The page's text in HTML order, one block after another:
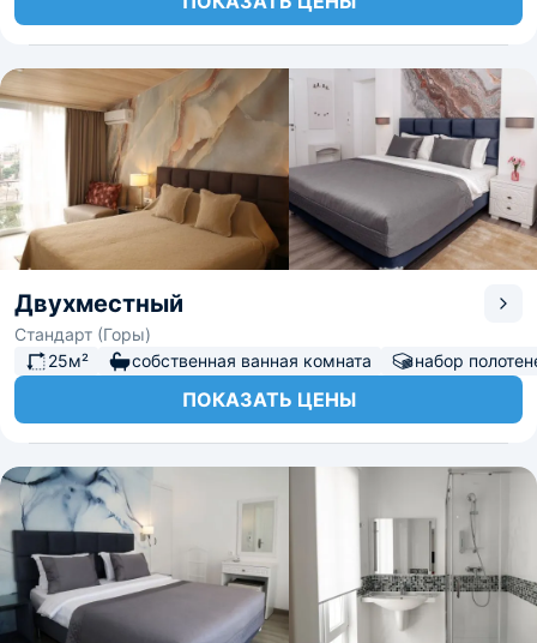
Двухместный
Стандарт (Горы)
25м²
собственная ванная комната набор
ПОКАЗАТЬ ЦЕНЫ